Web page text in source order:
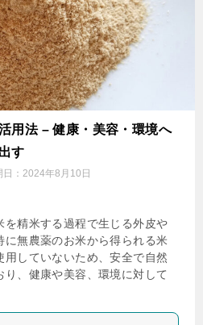
用法 – 健康・美容・環境へ
す
： 2024年8月10日
を精米する過程で生じる外皮や
に無農薬のお米から得られる米
していないため、安全で自然
、健康や美容、環境に対して